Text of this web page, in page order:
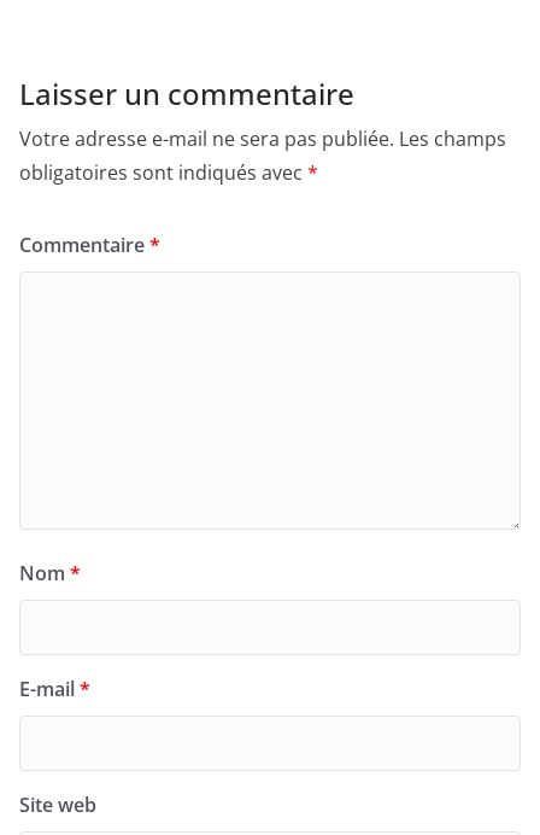
Laisser un commentaire
Votre adresse e-mail ne sera pas publiée. Les champs
obligatoires sont indiqués avec *
Commentaire*
Nom *
E-mail*
Site web